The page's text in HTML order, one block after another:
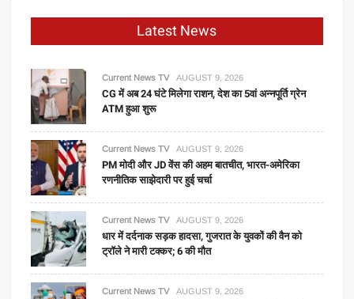
Latest News
Current News TV AUGUST 9, 2026
CG में अब 24 घंटे मिलेगा राशन, देश का 5वां अन्नपूर्ति ग्रेन
ATM हुआ शुरू
Current News TV AUGUST 9, 2026
PM मोदी और JD वेंस की अहम बातचीत, भारत-अमेरिका
रणनीतिक साझेदारी पर हुई चर्चा
Current News TV AUGUST 9, 2026
धार में दर्दनाक सड़क हादसा, गुजरात के युवकों की वैन को
ट्रॉले ने मारी टक्कर; 6 की मौत
Current News TV AUGUST 9, 2026